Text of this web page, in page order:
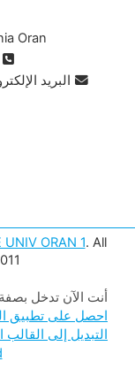
Oran
البريد
UNIV ORAN 1. All
أنت الآن تدخل
احصل على تطبيق
التبديل إلى